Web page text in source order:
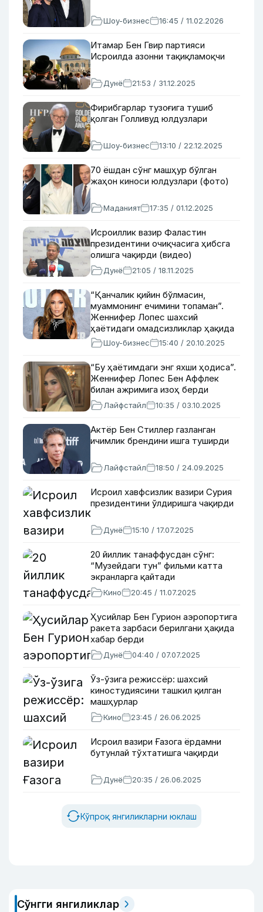
Шоу-бизнес 16:45 / 11.02.2026
Итамар Бен Гвир партияси
Исроилда азонни тақиқламоқчи
Дунё 21:53 / 31.12.2025
Фирибгарлар тузоғига тушиб
қолган Голливуд юлдузлари
Шоу-бизнес 13:10 / 22.12.2025
70 ёшдан сўнг машҳур бўлган
жаҳон киноси юлдузлари (фото)
Маданият 17:35 / 01.12.2025
Исроиллик вазир Фаластин
президентини очиқчасига ҳибсга
олишга чақирди (видео)
Дунё 21:05 / 18.11.2025
“Қанчалик қийин бўлмасин,
муаммонинг ечимини топаман”.
Женнифер Лопес шахсий
ҳаётидаги омадсизликлар ҳақида
гапирди
Шоу-бизнес 15:40 / 20.10.2025
“Бу ҳаётимдаги энг яхши ҳодиса”.
Женнифер Лопес Бен Аффлек
билан ажримига изоҳ берди
Лайфстайл 10:35 / 03.10.2025
Актёр Бен Стиллер газланган
ичимлик брендини ишга туширди
Лайфстайл 18:50 / 24.09.2025
Исроил хавфсизлик вазири Сурия
президентини ўлдиришга чақирди
Дунё 15:10 / 17.07.2025
20 йиллик танаффусдан сўнг:
“Музейдаги тун” фильми катта
экранларга қайтади
Кино 20:45 / 11.07.2025
Ҳусийлар Бен Гурион аэропортига
ракета зарбаси берилгани ҳақида
хабар берди
Дунё 04:40 / 07.07.2025
Ўз-ўзига режиссёр: шахсий
киностудиясини ташкил қилган
машҳурлар
Кино 23:45 / 26.06.2025
Исроил вазири Ғазога ёрдамни
бутунлай тўхтатишга чақирди
Дунё 20:35 / 26.06.2025
Кўпроқ янгиликларни юклаш
Сўнгги янгиликлар